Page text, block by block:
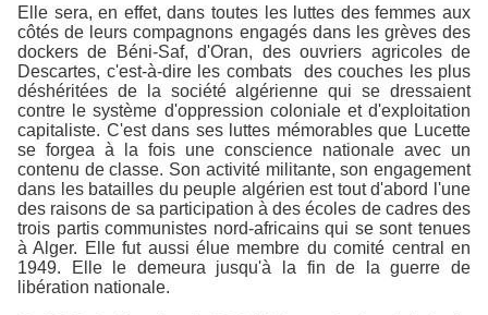
Elle sera, en effet, dans toutes les luttes des femmes aux
côtés de leurs compagnons engagés dans les grèves des
dockers de Béni-Saf, d'Oran, des ouvriers agricoles de
Descartes, c'est-à-dire les combats des couches les plus
déshéritées de la société algérienne qui se dressaient
contre le système d'oppression coloniale et d'exploitation
capitaliste. C'est dans ses luttes mémorables que Lucette
se forgea à la fois une conscience nationale avec un
contenu de classe. Son activité militante, son engagement
dans les batailles du peuple algérien est tout d'abord l'une
des raisons de sa participation à des écoles de cadres des
trois partis communistes nord-africains qui se sont tenues
à Alger. Elle fut aussi élue membre du comité central en
1949. Elle le demeura jusqu'à la fin de la guerre de
libération nationale.